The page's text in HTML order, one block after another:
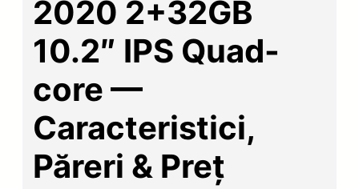
2020 2+32GB
10.2″ IPS Quad-
core —
Caracteristici,
Păreri & Preț